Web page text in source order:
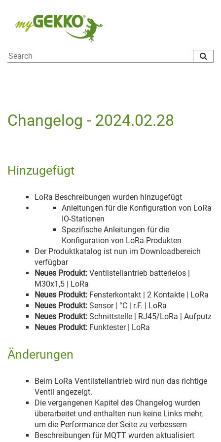
Changelog - 2024.02.28
Hinzugefügt
LoRa Beschreibungen wurden hinzugefügt
Anleitungen für die Konfiguration von LoRa
IO-Stationen
Spezifische Anleitungen für die
Konfiguration von LoRa-Produkten
Der Produktkatalog ist nun im Downloadbereich
verfügbar
Neues Produkt: Ventilstellantrieb batterielos |
M30x1,5 | LoRa
Neues Produkt: Fensterkontakt | 2 Kontakte |
LoRa
Neues Produkt: Sensor| °C | r.F.
LoRa
Neues Produkt: Schnittstelle | RJ45/LoRa | Aufputz
Neues Produkt: Funktester | LoRa
Änderungen
Beim LoRa Ventilstellantrieb wird nun das richtige
Ventil angezeigt.
Die vergangenen Kapitel des Changelog wurden
überarbeitet und enthalten nun keine Links mehr,
um die Performance der Seite zu verbessern
Beschreibungen für MQTT wurden aktualisiert